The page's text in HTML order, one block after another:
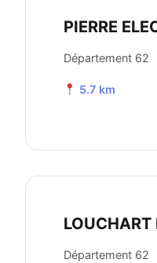
PIERRE
Département 62
5.7 km
LOUCHART
Département 62